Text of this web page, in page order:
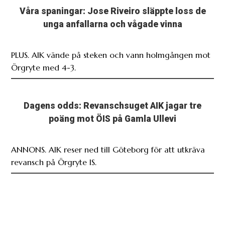
Våra spaningar: Jose Riveiro släppte loss de
unga anfallarna och vågade vinna
PLUS. AIK vände på steken och vann holmgången mot
Örgryte med 4-3.
Dagens odds: Revanschsuget AIK jagar tre
poäng mot ÖIS på Gamla Ullevi
ANNONS. AIK reser ned till Göteborg för att utkräva
revansch på Örgryte IS.